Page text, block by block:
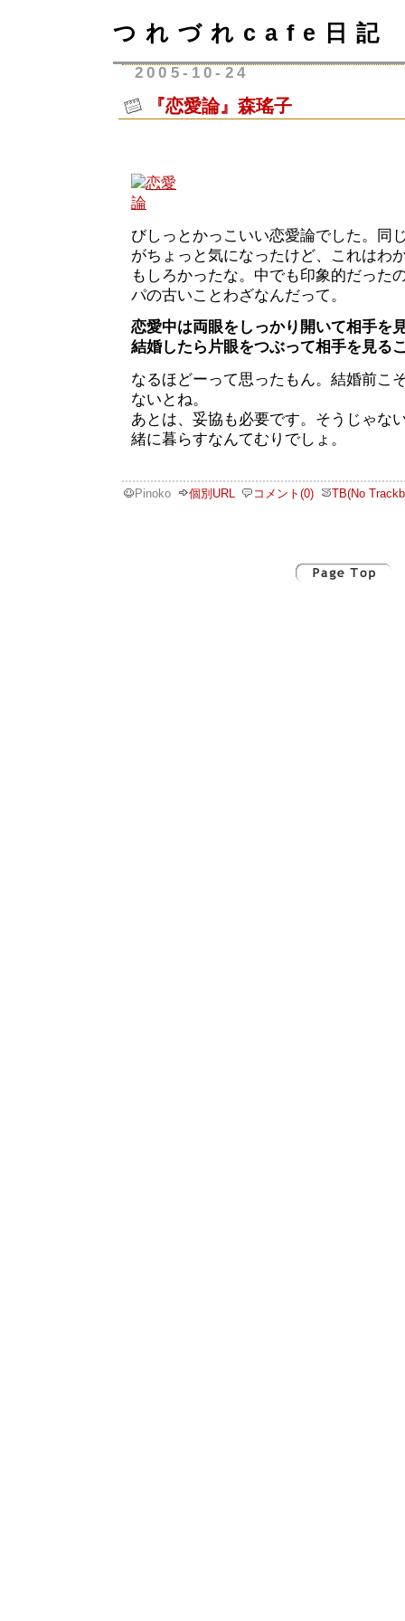
つれづれcafe日記
2005-10-24
『恋愛論』森瑤子
びしっとかっこいい恋愛論でした。同
がちょっと気になったけど、これはわ
もしろかったな。中でも印象的だった
パの古いことわざなんだって。
恋愛中は両眼をしっかり開いて相手を
結婚したら片眼をつぶって相手を見る
なるほどーって思ったもん。結婚前こ
ないとね。
あとは、妥協も必要です。そうじゃな
緒に暮らすなんてむりでしょ。
Pinoko 個別URL コメント(0) TB(No